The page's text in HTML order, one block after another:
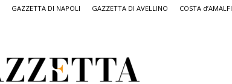
GAZZETTA DI NAPOLI GAZZETTA DI AVELLINO COSTA d’AMALFI
Salerno,
il